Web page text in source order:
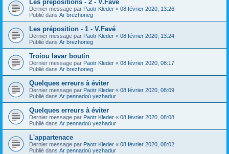
Les prépositions - 2 - V.Favé
Dernier message par Paotr Kleder « 08 février 2020, 13:26
Publié dans Ar brezhoneg
Les préposition - 1 - V.Favé
Dernier message par Paotr Kleder « 08 février 2020, 13:24
Publié dans Ar brezhoneg
Troiou lavar boutin
Dernier message par Paotr Kleder « 08 février 2020, 08:17
Publié dans Ar brezhoneg
Quelques erreurs à éviter
Dernier message par Paotr Kleder « 08 février 2020, 08:09
Publié dans Ar pennadoù yezhadur
Quelques erreurs à éviter
Dernier message par Paotr Kleder « 08 février 2020, 08:08
Publié dans Ar pennadoù yezhadur
L'appartenace
Dernier message par Paotr Kleder « 08 février 2020, 08:02
Publié dans Ar pennadoù yezhadur